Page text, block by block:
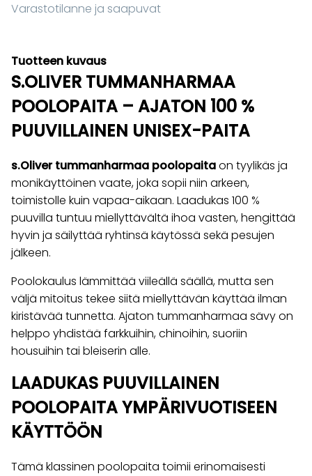
Varastotilanne ja saapuvat
Tuotteen kuvaus
S.OLIVER TUMMANHARMAA
POOLOPAITA – AJATON 100 %
PUUVILLAINEN UNISEX-PAITA
s.Oliver tummanharmaa poolopaitaon tyylikäs ja
monikäyttöinen vaate, joka sopii niin arkeen,
toimistolle kuin vapaa-aikaan. Laadukas 100 %
puuvilla tuntuu miellyttävältä ihoa vasten, hengittää
hyvin ja säilyttää ryhtinsä käytössä sekä pesujen
jälkeen.
Poolokaulus lämmittää viileällä säällä, mutta sen
väljä mitoitus tekee siitä miellyttävän käyttää ilman
kiristävää tunnetta. Ajaton tummanharmaa sävy on
helppo yhdistää farkkuihin, chinoihin, suoriin
housuihin tai bleiserin alle.
LAADUKAS PUUVILLAINEN
POOLOPAITA YMPÄRIVUOTISEEN
KÄYTTÖÖN
Tämä klassinen poolopaita toimii erinomaisesti